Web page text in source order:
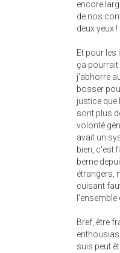
encore
de nos
deux yeux !
Et pour les
ça pourrait
j'abhorre
bosser
justice que
sont plus
volonté
avait un
bien, c'est
berne
étrangers,
cuisant
l'ensemble
Bref, être
suis peut